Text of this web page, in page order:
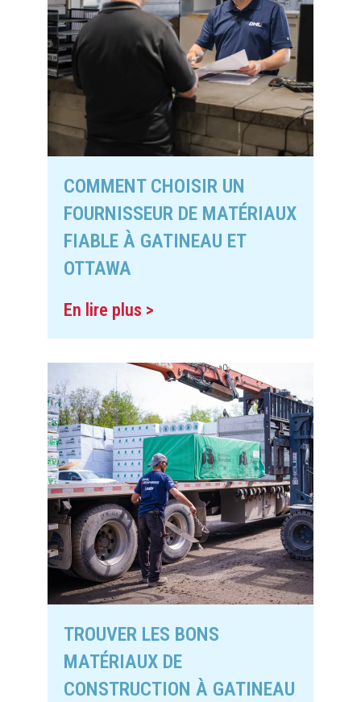
COMMENT CHOISIR UN
FOURNISSEUR DE MATÉRIAUX
FIABLE À GATINEAU ET
OTTAWA
En lire plus >
TROUVER LES BONS
MATÉRIAUX DE
CONSTRUCTION À GATINEAU